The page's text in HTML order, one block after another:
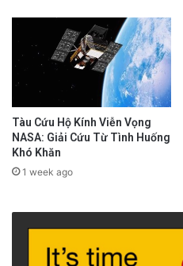
Tàu Cứu Hộ Kính Viễn Vọng
NASA: Giải Cứu Từ Tình Huống
Khó Khăn
1 week ago